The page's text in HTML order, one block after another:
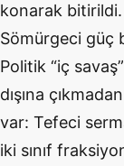
konarak bitirildi.
Sömürgeci güç
Politik “iç
dışına
var: Tefeci
iki sınıf